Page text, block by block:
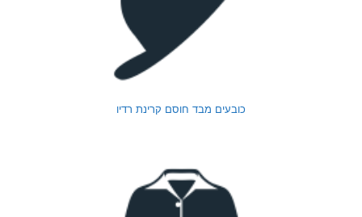
כובעים מבד חוסם קרינת רדיו